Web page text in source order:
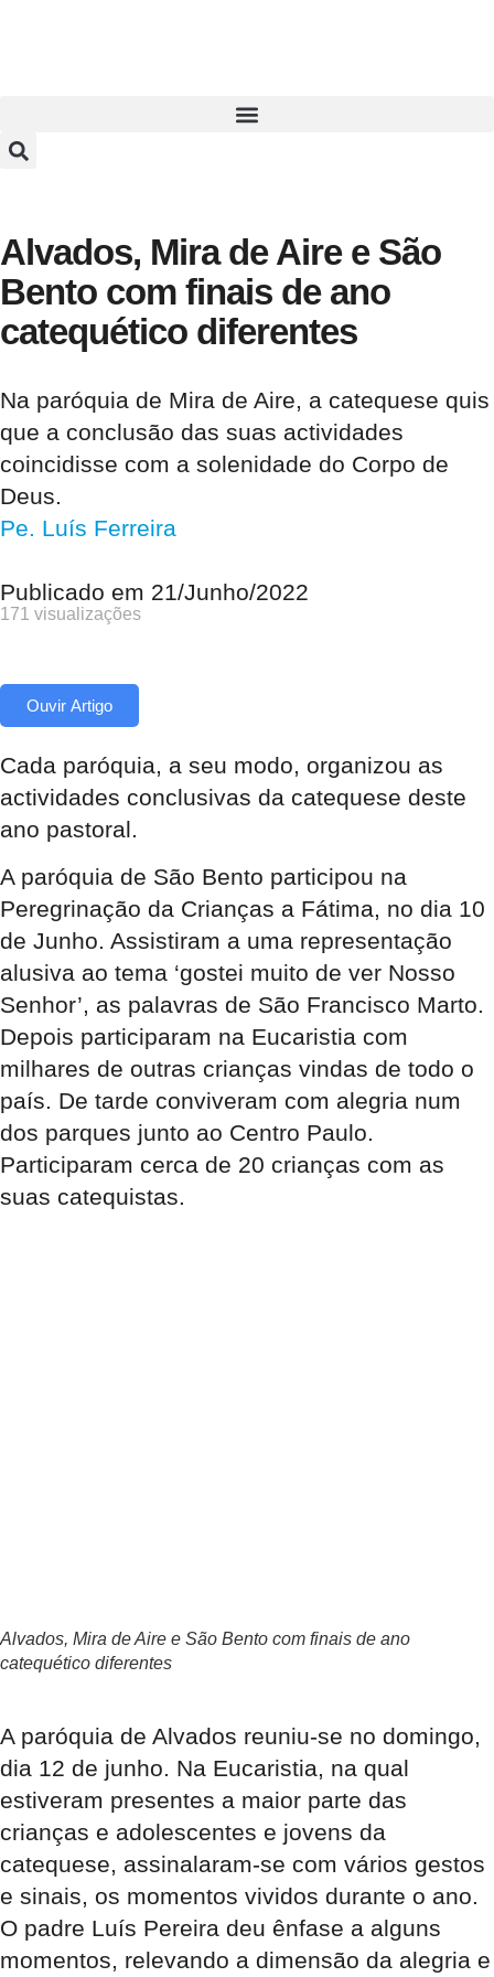
Alvados, Mira de Aire e São
Bento com finais de ano
catequético diferentes
Na paróquia de Mira de Aire, a catequese quis
que a conclusão das suas actividades
coincidisse com a solenidade do Corpo de
Deus.
Pe. Luís Ferreira
Publicado em 21/Junho/2022
171 visualizações
Ouvir Artigo
Cada paróquia, a seu modo, organizou as
actividades conclusivas da catequese deste
ano pastoral.
A paróquia de São Bento participou na
Peregrinação da Crianças a Fátima, no dia 10
de Junho. Assistiram a uma representação
alusiva ao tema ‘gostei muito de ver Nosso
Senhor’, as palavras de São Francisco Marto.
Depois participaram na Eucaristia com
milhares de outras crianças vindas de todo o
país. De tarde conviveram com alegria num
dos parques junto ao Centro Paulo.
Participaram cerca de 20 crianças com as
suas catequistas.
Alvados, Mira de Aire e São Bento com finais de ano
catequético diferentes
A paróquia de Alvados reuniu-se no domingo,
dia 12 de junho. Na Eucaristia, na qual
estiveram presentes a maior parte das
crianças e adolescentes e jovens da
catequese, assinalaram-se com vários gestos
e sinais, os momentos vividos durante o ano.
O padre Luís Pereira deu ênfase a alguns
momentos, relevando a dimensão da alegria e